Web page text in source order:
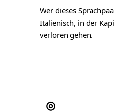
Wer dieses
Italienisch, in der
verloren gehen.
◎